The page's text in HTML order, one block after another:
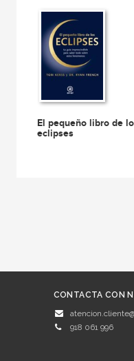
El pequeño libro de
eclipses
CONTACTA CON
918 061 996